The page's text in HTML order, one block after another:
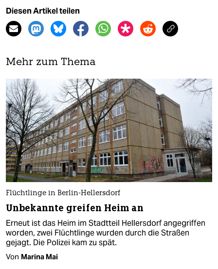
Diesen Artikel teilen
Mehr zum Thema
Flüchtlinge in Berlin-Hellersdorf
Unbekannte greifen Heim an
Erneut ist das Heim im Stadtteil Hellersdorf angegriffen
worden, zwei Flüchtlinge wurden durch die Straßen
gejagt. Die Polizei kam zu spät.
Von Marina Mai